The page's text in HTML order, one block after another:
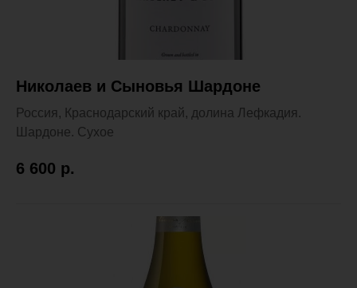
Николаев и Сыновья Шардоне
Россия, Краснодарский край, долина Лефкадия.
Шардоне. Сухое
6 600 р.